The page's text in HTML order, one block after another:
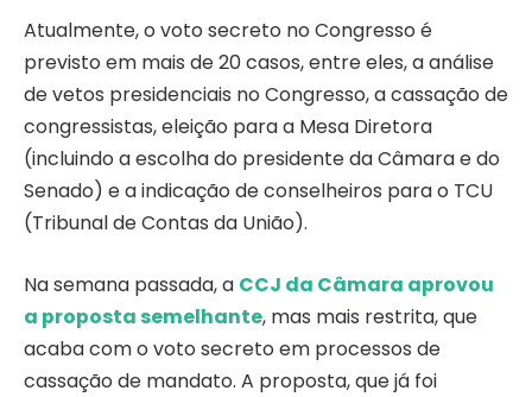
Atualmente, o voto secreto no Congresso é
previsto em mais de 20 casos, entre eles, a análise
de vetos presidenciais no Congresso, a cassação de
congressistas, eleição para a Mesa Diretora
(incluindo a escolha do presidente da Câmara e do
Senado) e a indicação de conselheiros para o TCU
(Tribunal de Contas da União).
Na semana passada, a CCJ da Câmara aprovou
a proposta semelhante, mas mais restrita, que
acaba com o voto secreto em processos de
cassação de mandato. A proposta, que já foi